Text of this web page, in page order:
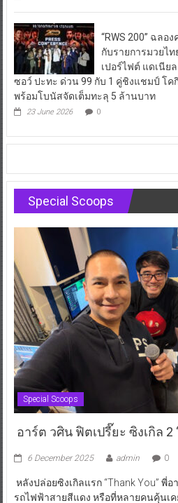
“RWS 200” ฉลอ
กับรายการมวยไ
เปอร์ไฟต์ แดเนีย
ซอว์ ปะทะ ด่วน 99 กับ 1 คู่ชิงแชมป์ โค
พร้อมโบนัสจัดเต็มทะลุ 5 ล้านบาท
23 June 2026 0
Special Scoops
Special Scoops
อาร์ต วศิน ฟิตเปรี๊ยะ ซิงเกิล 2
6 December 2025 admin 0
หลังปล่อยซิงเกิลแรก “Thank You” พี่
รถไฟฟ้าสายสีแดง หรือที่หลายคนคุ้นเ